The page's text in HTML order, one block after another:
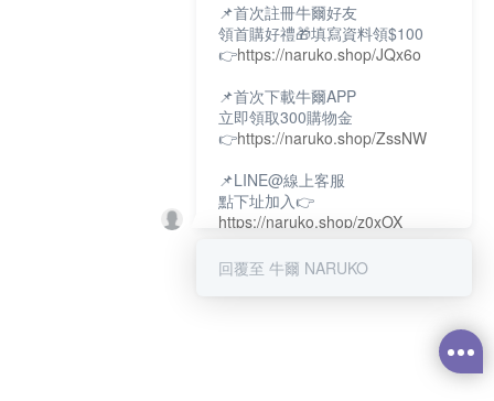
📌首次註冊牛爾好友
領首購好禮🎁填寫資料領$100
👉https://naruko.shop/JQx6o
📌首次下載牛爾APP
立即領取300購物金
👉https://naruko.shop/ZssNW
📌LINE@線上客服
點下址加入👉
https://naruko.shop/z0xOX
📌電話客服：02-26581707
回覆至 牛爾 NARUKO